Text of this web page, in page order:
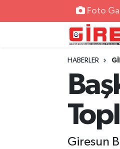
Foto
HABERLER
Giresun
Hava Durumu
Trafik Durumu
Süper Lig Puan Durumu
Tüm Manşetler
Son Dakika Haberleri